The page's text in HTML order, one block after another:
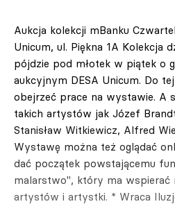
Aukcja kolekcji mBanku
Unicum, ul. Piękna 1A Kolekcja
pójdzie pod młotek w piątek o
aukcyjnym DESA Unicum. Do
obejrzeć prace na wystawie. A
takich artystów jak Józef
Stanisław Witkiewicz, Alfred
Wystawę można też oglądać
dać początek powstającemu
malarstwo", który ma wspierać
artystów i artystki. * Wraca